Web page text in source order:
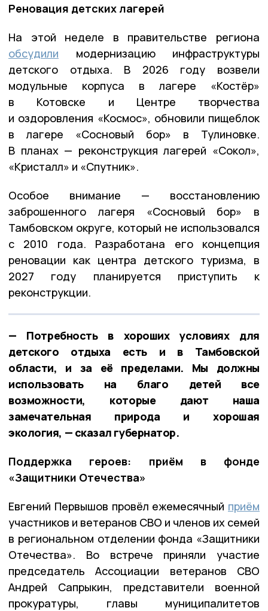
Реновация детских лагерей
На этой неделе в правительстве региона
обсудили модернизацию инфраструктуры
детского отдыха. В 2026 году возвели
модульные корпуса в лагере «Костёр»
в Котовске и Центре творчества
и оздоровления «Космос», обновили пищеблок
в лагере «Сосновый бор» в Тулиновке.
В планах — реконструкция лагерей «Сокол»,
«Кристалл» и «Спутник».
Особое внимание — восстановлению
заброшенного лагеря «Сосновый бор» в
Тамбовском округе, который не использовался
с 2010 года. Разработана его концепция
реновации как центра детского туризма, в
2027 году планируется приступить к
реконструкции.
— Потребность в хороших условиях для
детского отдыха есть и в Тамбовской
области, и за её пределами. Мы должны
использовать на благо детей все
возможности, которые дают наша
замечательная природа и хорошая
экология, — сказал губернатор.
Поддержка героев: приём в фонде
«Защитники Отечества»
Евгений Первышов провёл ежемесячный приём
участников и ветеранов СВО и членов их семей
в региональном отделении фонда «Защитники
Отечества». Во встрече приняли участие
председатель Ассоциации ветеранов СВО
Андрей Сапрыкин, представители военной
прокуратуры, главы муниципалитетов